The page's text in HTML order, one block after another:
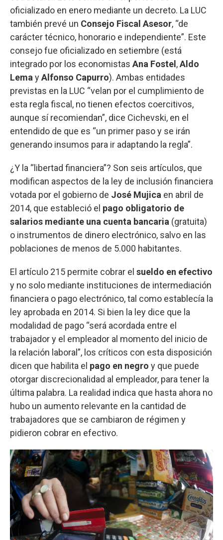
oficializado en enero mediante un decreto. La LUC
también prevé un Consejo Fiscal Asesor, “de
carácter técnico, honorario e independiente”. Este
consejo fue oficializado en setiembre (está
integrado por los economistas Ana Fostel ,Aldo
Lema yAlfonso Capurro). Ambas entidades
previstas en la LUC “velan por el cumplimiento de
esta regla fiscal, no tienen efectos coercitivos,
aunque sí recomiendan”, dice Cichevski, en el
entendido de que es “un primer paso y se irán
generando insumos para ir adaptando la regla”.
¿Y la “libertad financiera”? Son seis artículos, que
modifican aspectos de la ley de inclusión financiera
votada por el gobierno de José Mujica en abril de
2014, que estableció el pago obligatorio de
salarios mediante una cuenta bancaria (gratuita)
o instrumentos de dinero electrónico, salvo en las
poblaciones de menos de 5.000 habitantes.
El artículo 215 permite cobrar el sueldo en efectivo
y no solo mediante instituciones de intermediación
financiera o pago electrónico, tal como establecía la
ley aprobada en 2014. Si bien la ley dice que la
modalidad de pago “será acordada entre el
trabajador y el empleador al momento del inicio de
la relación laboral”, los críticos con esta disposición
dicen que habilita el pago en negro y que puede
otorgar discrecionalidad al empleador, para tener la
última palabra. La realidad indica que hasta ahora no
hubo un aumento relevante en la cantidad de
trabajadores que se cambiaron de régimen y
pidieron cobrar en efectivo.